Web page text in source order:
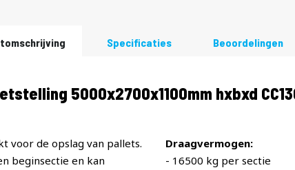
5000x2700x1100mm hxbxd
voor de opslag van pallets.
beginsectie en kan
Draagvermogen:
- 16500 kg per sectie
Specificaties Beoordelingen